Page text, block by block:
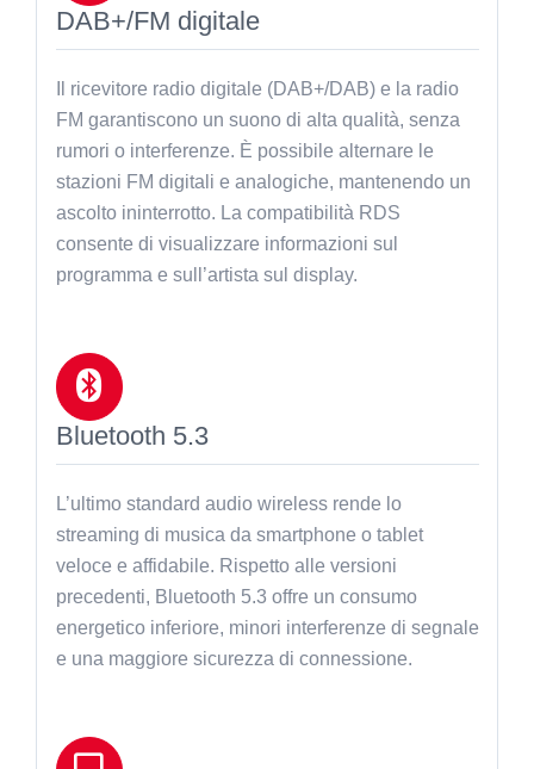
DAB+/FM digitale
Il ricevitore radio digitale (DAB+/DAB) e la radio
FM garantiscono un suono di alta qualità, senza
rumori o interferenze. È possibile alternare le
stazioni FM digitali e analogiche, mantenendo un
ascolto ininterrotto. La compatibilità RDS
consente di visualizzare informazioni sul
programma e sull’artista sul display.
Bluetooth 5.3
L’ultimo standard audio wireless rende lo
streaming di musica da smartphone o tablet
veloce e affidabile. Rispetto alle versioni
precedenti, Bluetooth 5.3 offre un consumo
energetico inferiore, minori interferenze di segnale
e una maggiore sicurezza di connessione.